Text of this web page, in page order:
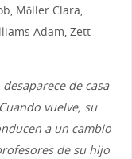
Möller Clara,
Adam, Zett
de casa
vuelve, su
a un cambio
de su hijo